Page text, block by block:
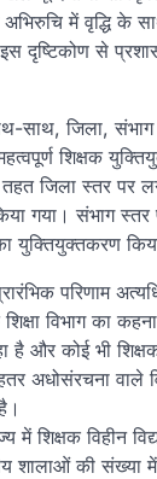
में वृद्धि के
दृष्टिकोण से
साथ, जिला,
शिक्षक
जिला स्तर पर
गया। संभाग
युक्तियुक्तकरण
परिणाम
विभाग का
है और कोई भी
अधोसंरचना वाले
शिक्षक विहीन
शालाओं की संख्या